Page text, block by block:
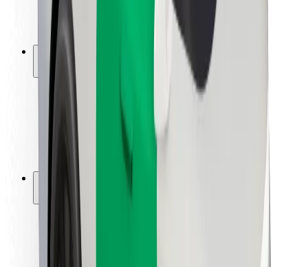
Potkulautojen turvallisuus
Turvallisuus Lab
Kaupungit
Sijainnit
Kaupunkiratkaisut
Lentokentät
Boltin lataustelineet
Matkustajille
Ruokaläheteille